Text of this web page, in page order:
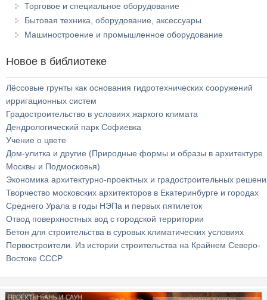
Торговое и специальное оборудование
Бытовая техника, оборудование, аксессуары
Машиностроение и промышленное оборудование
Новое в библиотеке
Лёссовые грунты как основания гидротехнических сооружений
ирригационных систем
Градостроительство в условиях жаркого климата
Дендрологический парк Софиевка
Учение о цвете
Дом-улитка и другие (Природные формы и образы в архитектуре
Москвы и Подмосковья)
Экономика архитектурно-проектных и градостроительных
Творчество московских архитекторов в Екатеринбурге и городах
Среднего Урала в годы НЭПа и первых пятилеток
Отвод поверхностных вод с городской территории
Бетон для строительства в суровых климатических условиях
Первостроители. Из истории строительства на Крайнем Северо-
Востоке СССР